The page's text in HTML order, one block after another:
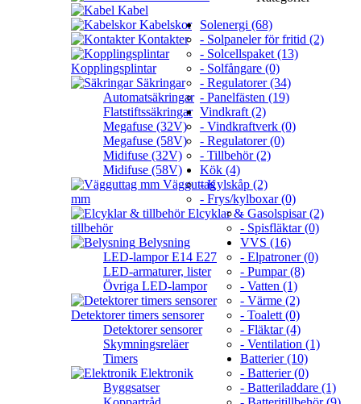
Kabel
Kabelskor
Kontakter
Kopplingsplintar
Säkringar
Automatsäkringar
Flatstiftssäkringar
Megafuse (32V)
Megafuse (58V)
Midifuse (32V)
Midifuse (58V)
Vägguttag
mm
Elcyklar &
tillbehör
Belysning
LED-lampor E14 E27
LED-armaturer, lister
Övriga LED-lampor
Detektorer timers sensorer
Detektorer sensorer
Skymningsreläer
Timers
Elektronik
Byggsatser
Solenergi (68)
- Solpaneler för fritid (2)
- Solcellspaket (13)
- Solfångare (0)
- Regulatorer (34)
- Panelfästen (19)
Vindkraft (2)
- Vindkraftverk (0)
- Regulatorer (0)
- Tillbehör (2)
Kök (4)
- Kylskåp (2)
- Frys/kylboxar (0)
- Gasolspisar (2)
- Spisfläktar (0)
VVS (16)
- Elpatroner (0)
- Pumpar (8)
- Vatten (1)
- Värme (2)
- Toalett (0)
- Fläktar (4)
- Ventilation (1)
Batterier (10)
- Batterier (0)
- Batteriladdare (1)